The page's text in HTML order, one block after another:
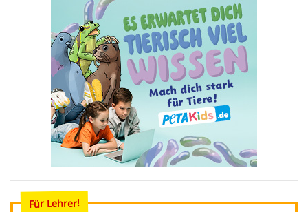
Für Lehrer!